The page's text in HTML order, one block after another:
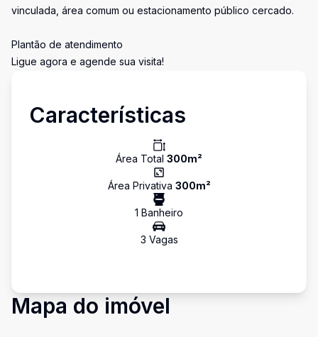
vinculada, área comum ou estacionamento público cercado.
Plantão de atendimento
Ligue agora e agende sua visita!
Características
Área Total 300m²
Área Privativa 300m²
1 Banheiro
3 Vagas
Mapa do imóvel